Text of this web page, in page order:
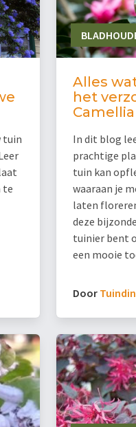
tuin
te
Alles
het
In dit blog
prachtige
tuin kan
waaraan je
laten
deze
tuinier bent
een mooie
Door